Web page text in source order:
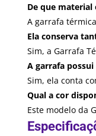
De que material
A garrafa
Ela conserva
Sim, a Garrafa
A garrafa
Sim, ela conta
Qual a cor
Este modelo da